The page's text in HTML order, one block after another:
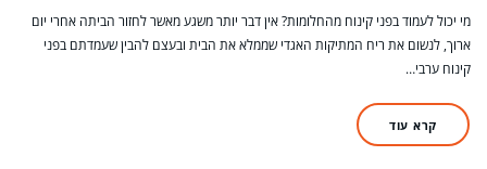
מי יכול לעמוד בפני קינוח מהחלומות? אין דבר יותר משגע מאשר לחזור הביתה אחרי יום
ארוך, לנשום את ריח המתיקות האגדי שממלא את הבית ובעצם להבין שעמדתם בפני
קינוח ערבי…
קרא עוד